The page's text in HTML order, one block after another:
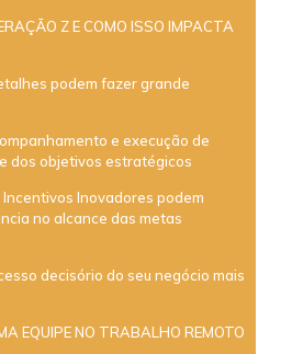
Z E COMO ISSO IMPACTA
podem fazer grande
e execução de
dos objetivos estratégicos
Inovadores podem
no alcance das metas
decisório do seu negócio mais
EQUIPE NO TRABALHO REMOTO